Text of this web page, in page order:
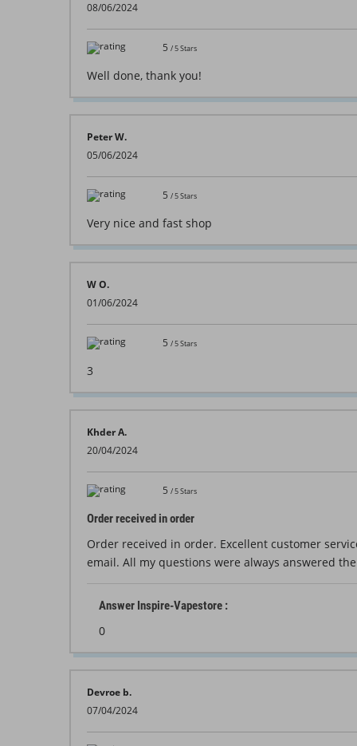
08/06/2024
5 /5Stars
Well done, thank you!
Peter W.
05/06/2024
5 /5Stars
Very nice and fast shop
W O.
01/06/2024
5 /5Stars
3
Khder A.
20/04/2024
5 /5Stars
Order received in order
Order received in order. Excellent customer
email. All my questions were always answered
Answer Inspire-Vapestore :
0
Devroe b.
07/04/2024